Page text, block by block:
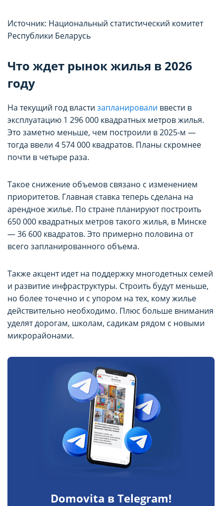
Источник: Национальный статистический комитет
Республики Беларусь
Что ждет рынок жилья в 2026
году
На текущий год власти запланировали ввести в
эксплуатацию 1 296 000 квадратных метров жилья.
Это заметно меньше, чем построили в 2025-м —
тогда ввели 4 574 000 квадратов. Планы скромнее
почти в четыре раза.
Такое снижение объемов связано с изменением
приоритетов. Главная ставка теперь сделана на
арендное жилье. По стране планируют построить
650 000 квадратных метров такого жилья, в Минске
— 36 600 квадратов. Это примерно половина от
всего запланированного объема.
Также акцент идет на поддержку многодетных семей
и развитие инфраструктуры. Строить будут меньше,
но более точечно и с упором на тех, кому жилье
действительно необходимо. Плюс больше внимания
уделят дорогам, школам, садикам рядом с новыми
микрорайонами.
Domovita в Telegram!